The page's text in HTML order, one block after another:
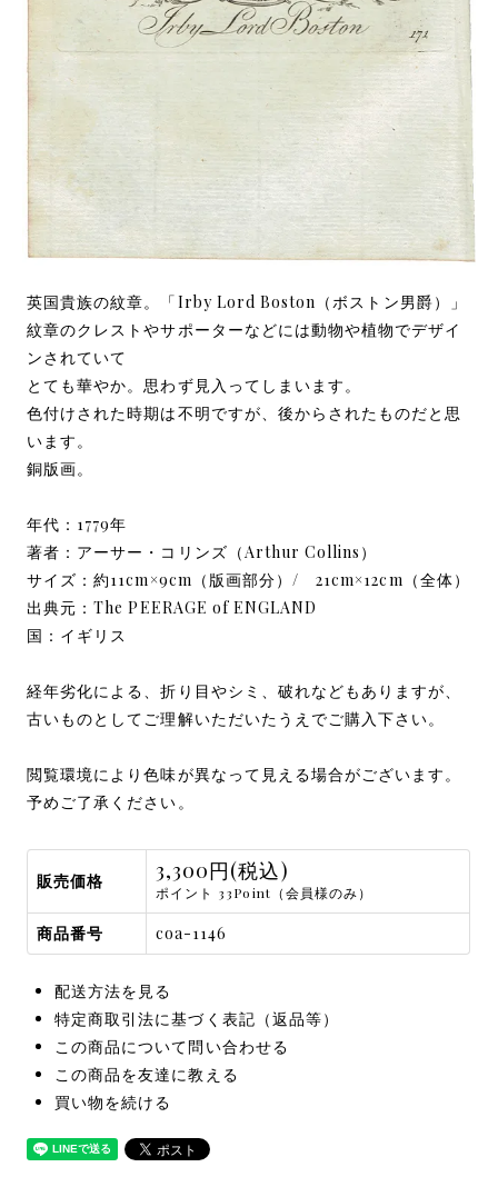
英国貴族の紋章。「Irby Lord Boston（ボストン男爵）」
紋章のクレストやサポーターなどには動物や植物でデザイ
ンされていて
とても華やか。思わず見入ってしまいます。
色付けされた時期は不明ですが、後からされたものだと思
います。
銅版画。
年代：1779年
著者：アーサー・コリンズ（Arthur Collins）
サイズ：約11cm×9cm（版画部分）/ 21cm×12cm（全体）
出典元：The PEERAGE of ENGLAND
国：イギリス
経年劣化による、折り目やシミ、破れなどもありますが、
古いものとしてご理解いただいたうえでご購入下さい。
閲覧環境により色味が異なって見える場合がございます。
予めご了承ください。
販売価格 3,300円(税込)
ポイント 33Point（会員様のみ）
商品番号 coa-1146
配送方法を見る
特定商取引法に基づく表記（返品等）
この商品について問い合わせる
この商品を友達に教える
買い物を続ける